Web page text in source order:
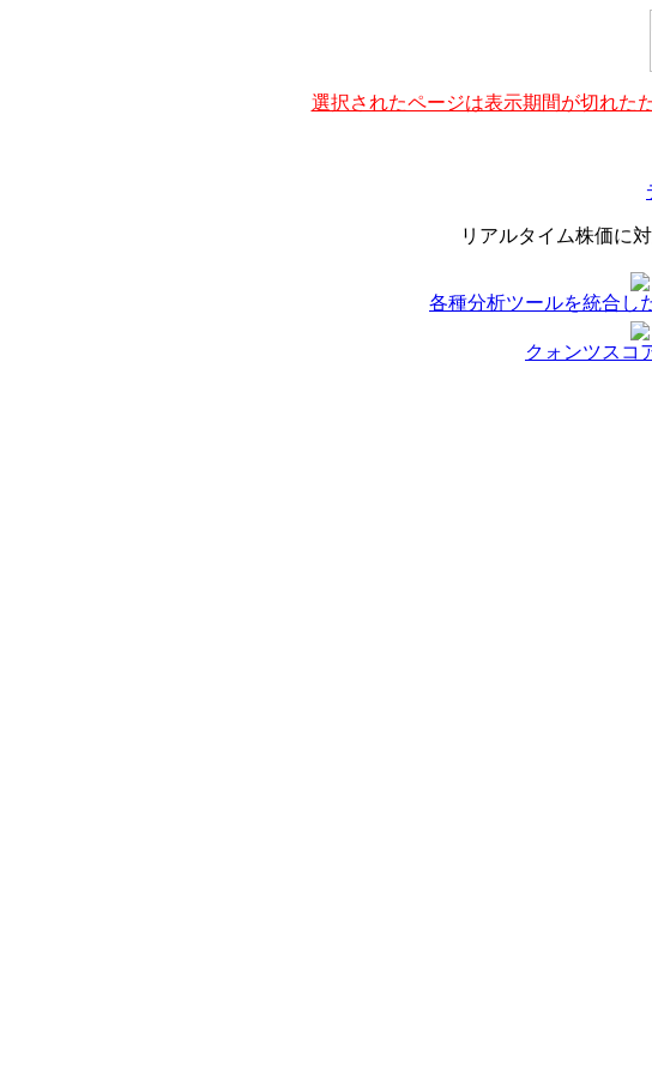
選択されたページは表示期間が切れた
リアルタイム株価に
各種分析ツールを統合し
クォンツスコ